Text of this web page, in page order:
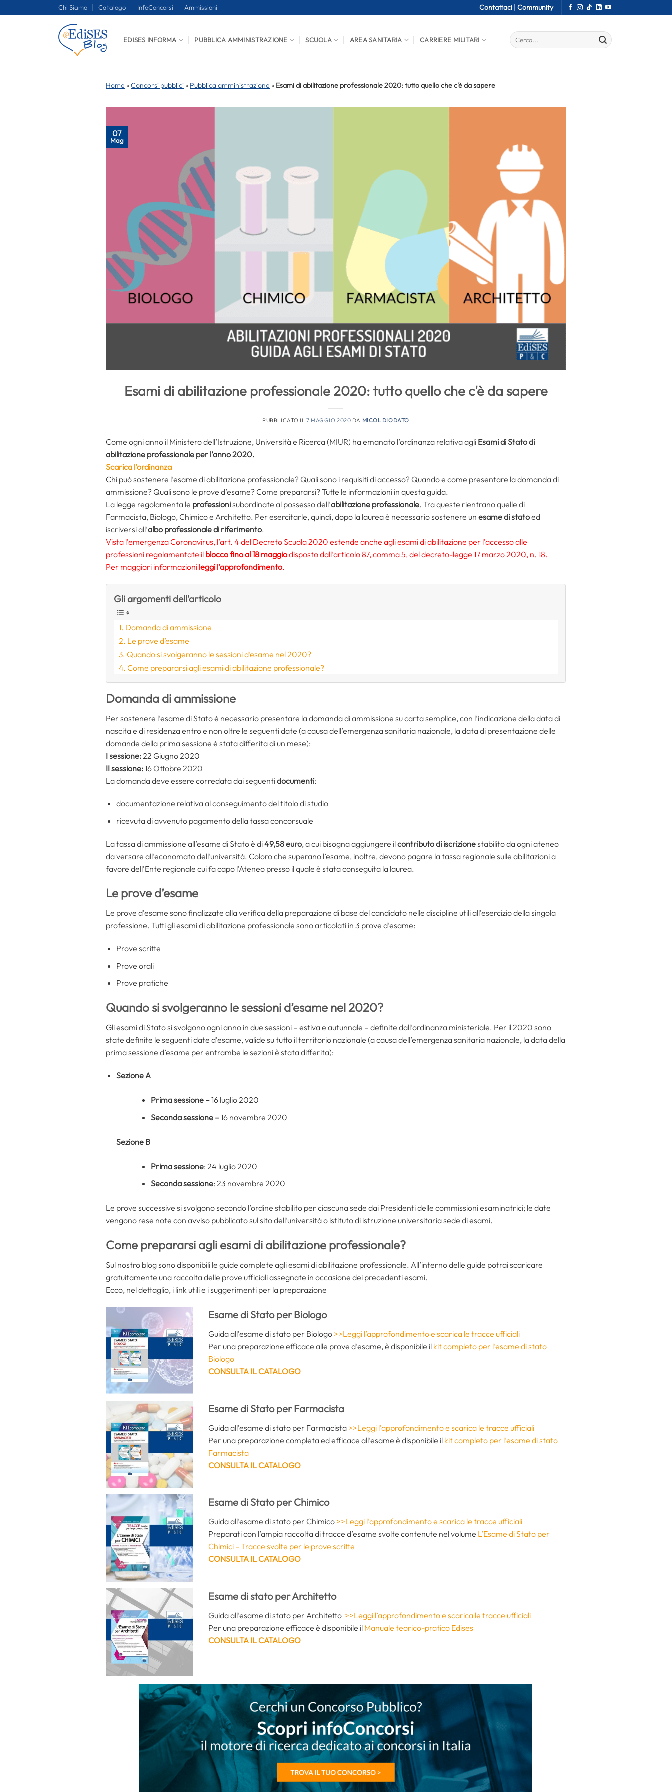
Chi Siamo Catalogo InfoConcorsi Ammissioni Contattaci | Community
EDISES INFORMA PUBBLICA AMMINISTRAZIONE SCUOLA AREA SANITARIA CARRIERE MILITARI
Home »Concorsi pubblici » Pubblica amministrazione » Esami di abilitazione professionale 2020: tutto quello che c'è da sapere
07
Mag
Esami di abilitazione professionale 2020: tutto quello che c'è da sapere
PUBBLICATO IL7 MAGGIO 2020 DA MICOL DIODATO
Come ogni anno il Ministero dell’Istruzione, Università e Ricerca (MIUR) ha emanato l’ordinanza relativa agli Esami di Stato di
abilitazione professionale per l’anno 2020.
Scarica l’ordinanza
Chi può sostenere l’esame di abilitazione professionale? Quali sono i requisiti di accesso? Quando e come presentare la domanda di
ammissione? Quali sono le prove d’esame? Come prepararsi? Tutte le informazioni in questa guida.
La legge regolamenta le professionisubordinate al possesso dell’abilitazione professionale. Tra queste rientrano quelle di
Farmacista, Biologo, Chimico e Architetto. Per esercitarle, quindi, dopo la laurea è necessario sostenere un esame di statoed
iscriversi all’albo professionale di riferimento.
Vista l’emergenza Coronavirus, l’art. 4 del Decreto Scuola 2020 estende anche agli esami di abilitazione per l’accesso alle
professioni regolamentate il blocco fino al 18 maggiodisposto dall’articolo 87, comma 5, del decreto-legge 17 marzo 2020, n. 18.
Per maggiori informazioni leggi l’approfondimento.
Gli argomenti dell'articolo
Domanda di ammissione
Le prove d’esame
Quando si svolgeranno le sessioni d’esame nel 2020?
Come prepararsi agli esami di abilitazione professionale?
Domanda di ammissione
Per sostenere l’esame di Stato è necessario presentare la domanda di ammissione su carta semplice, con l’indicazione della data di
nascita e di residenza entro e non oltre le seguenti date (a causa dell’emergenza sanitaria nazionale, la data di presentazione delle
domande della prima sessione è stata differita di un mese):
I sessione: 22 Giugno 2020
II sessione:16 Ottobre 2020
La domanda deve essere corredata dai seguentidocumenti:
documentazione relativa al conseguimento del titolo di studio
ricevuta di avvenuto pagamento della tassa concorsuale
La tassa di ammissione all’esame di Stato è di49,58 euro, a cui bisogna aggiungere ilcontributo di iscrizionestabilito da ogni ateneo
da versare all’economato dell’università. Coloro che superano l’esame, inoltre, devono pagare la tassa regionale sulle abilitazioni a
favore dell’Ente regionale cui fa capo l’Ateneo presso il quale è stata conseguita la laurea.
Le prove d’esame
Le prove d’esame sono finalizzate alla verifica della preparazione di base del candidato nelle discipline utili all’esercizio della singola
professione. Tutti gli esami di abilitazione professionale sono articolati in 3 prove d’esame:
Prove scritte
Prove orali
Prove pratiche
Quando si svolgeranno le sessioni d’esame nel 2020?
Gli esami di Stato si svolgono ogni anno in due sessioni – estiva e autunnale – definite dall’ordinanza ministeriale. Per il 2020 sono
state definite le seguenti date d’esame, valide su tutto il territorio nazionale (a causa dell’emergenza sanitaria nazionale, la data della
prima sessione d’esame per entrambe le sezioni è stata differita):
Sezione A
Prima sessione –16 luglio 2020
Seconda sessione –16 novembre 2020
Sezione B
Prima sessione: 24 luglio 2020
Seconda sessione: 23 novembre 2020
Le prove successive si svolgono secondo l’ordine stabilito per ciascuna sede dai Presidenti delle commissioni esaminatrici; le date
vengono rese note con avviso pubblicato sul sito dell’università o istituto di istruzione universitaria sede di esami.
Come prepararsi agli esami di abilitazione professionale?
Sul nostro blog sono disponibili le guide complete agli esami di abilitazione professionale. All’interno delle guide potrai scaricare
gratuitamente una raccolta delle prove ufficiali assegnate in occasione dei precedenti esami.
Ecco, nel dettaglio, i link utili e i suggerimenti per la preparazione
Esame di Stato per Biologo
Guida all’esame di stato per Biologo >>Leggi l’approfondimento e scarica le tracce ufficiali
Per una preparazione efficace alle prove d’esame, è disponibile il kit completo per l’esame di stato
Biologo
CONSULTA IL CATALOGO
Esame di Stato per Farmacista
Guida all’esame di stato per Farmacista >>Leggi l’approfondimento e scarica le tracce ufficiali
Per una preparazione completa ed efficace all’esame è disponibile il kit completo per l’esame di stato
Farmacista
CONSULTA IL CATALOGO
Esame di Stato per Chimico
Guida all’esame di stato per Chimico >>Leggi l’approfondimento e scarica le tracce ufficiali
Preparati con l’ampia raccolta di tracce d’esame svolte contenute nel volume L’Esame di Stato per
Chimici – Tracce svolte per le prove scritte
CONSULTA IL CATALOGO
Esame di stato per Architetto
Guida all’esame di stato per Architetto >>Leggi l’approfondimento e scarica le tracce ufficiali
Per una preparazione efficace è disponibile il Manuale teorico-pratico Edises
CONSULTA IL CATALOGO